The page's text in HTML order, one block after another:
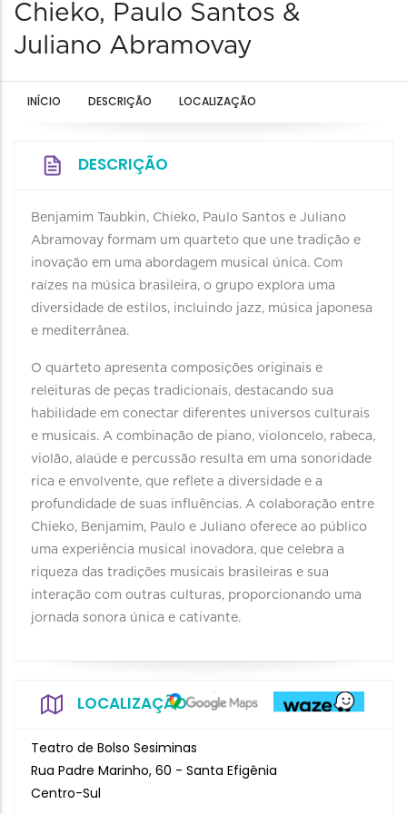
Chieko, Paulo Santos &
Juliano Abramovay
INÍCIO DESCRIÇÃO LOCALIZAÇÃO
DESCRIÇÃO
Benjamim Taubkin, Chieko, Paulo Santos e Juliano
Abramovay formam um quarteto que une tradição e
inovação em uma abordagem musical única. Com
raízes na música brasileira, o grupo explora uma
diversidade de estilos, incluindo jazz, música japonesa
e mediterrânea.
O quarteto apresenta composições originais e
releituras de peças tradicionais, destacando sua
habilidade em conectar diferentes universos culturais
e musicais. A combinação de piano, violoncelo, rabeca,
violão, alaúde e percussão resulta em uma sonoridade
rica e envolvente, que reflete a diversidade e a
profundidade de suas influências. A colaboração entre
Chieko, Benjamim, Paulo e Juliano oferece ao público
uma experiência musical inovadora, que celebra a
riqueza das tradições musicais brasileiras e sua
interação com outras culturas, proporcionando uma
jornada sonora única e cativante.
LOCALIZAÇÃO
Teatro de Bolso Sesiminas
Rua Padre Marinho, 60 - Santa Efigênia
Centro-Sul